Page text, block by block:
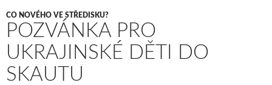
CO NOVÉHO VE STŘEDISKU?
POZVÁNKA PRO
UKRAJINSKÉ DĚTI DO
SKAUTU